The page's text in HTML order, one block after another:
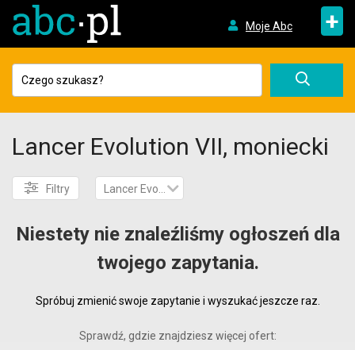
Moje Abc +
Lancer Evolution VII, moniecki
Filtry Lancer Evolution VII
Niestety nie znaleźliśmy ogłoszeń dla
twojego zapytania.
Spróbuj zmienić swoje zapytanie i wyszukać jeszcze raz.
Sprawdź, gdzie znajdziesz więcej ofert: